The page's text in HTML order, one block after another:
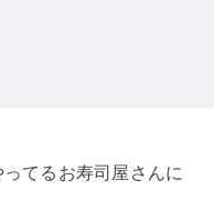
てるお寿司屋さんに